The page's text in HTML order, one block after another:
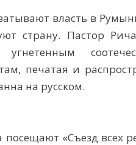
власть в
страну. Пастор
печатая и
на русском.
«Съезд всех